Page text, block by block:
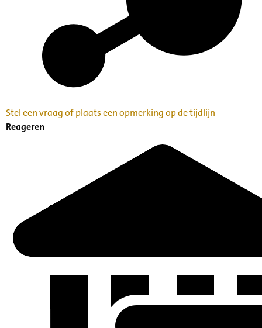
Stel een vraag of plaats een opmerking op de tijdlijn
Reageren